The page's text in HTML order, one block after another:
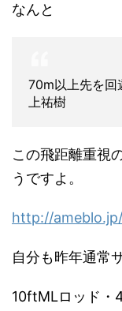
なんと
70m以上先を
上祐樹
この飛距離重視
うですよ。
http://
自分も昨年通常
10ftMLロッド・